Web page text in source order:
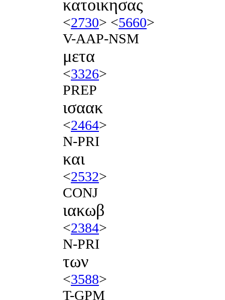
κατοικησας
<2730> <5660>
V-AAP-NSM
μετα
<3326>
PREP
ισαακ
<2464>
N-PRI
και
<2532>
CONJ
ιακωβ
<2384>
N-PRI
των
<3588>
T-GPM